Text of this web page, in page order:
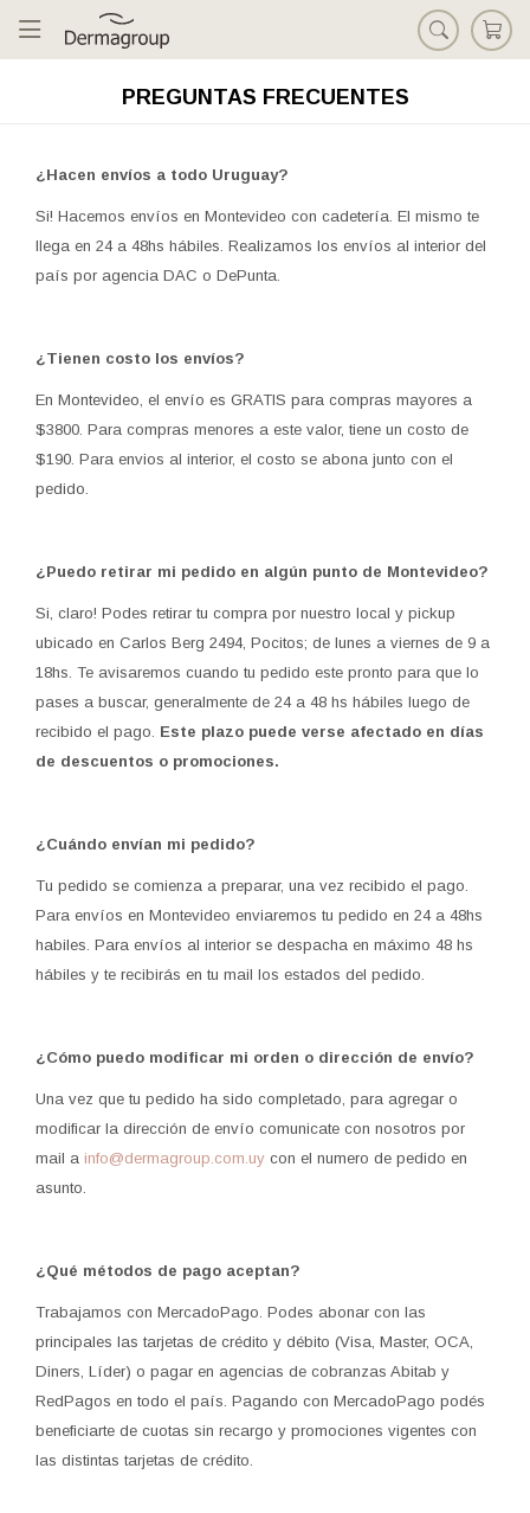

PREGUNTAS FRECUENTES
¿Hacen envíos a todo Uruguay?
Si! Hacemos envíos en Montevideo con cadetería. El mismo te
llega en 24 a 48hs hábiles. Realizamos los envíos al interior del
país por agencia DAC o DePunta.
¿Tienen costo los envíos?
En Montevideo, el envío es GRATIS para compras mayores a
$3800. Para compras menores a este valor, tiene un costo de
$190. Para envios al interior, el costo se abona junto con el
pedido.
¿Puedo retirar mi pedido en algún punto de Montevideo?
Si, claro! Podes retirar tu compra por nuestro local y pickup
ubicado en Carlos Berg 2494, Pocitos; de lunes a viernes de 9 a
18hs. Te avisaremos cuando tu pedido este pronto para que lo
pases a buscar, generalmente de 24 a 48 hs hábiles luego de
recibido el pago. Este plazo puede verse afectado en días
de descuentos o promociones.
¿Cuándo envían mi pedido?
Tu pedido se comienza a preparar, una vez recibido el pago.
Para envíos en Montevideo enviaremos tu pedido en 24 a 48hs
habiles. Para envíos al interior se despacha en máximo 48 hs
hábiles y te recibirás en tu mail los estados del pedido.
¿Cómo puedo modificar mi orden o dirección de envío?
Una vez que tu pedido ha sido completado, para agregar o
modificar la dirección de envío comunicate con nosotros por
mail a info@dermagroup.com.uy con el numero de pedido en
asunto.
¿Qué métodos de pago aceptan?
Trabajamos con MercadoPago. Podes abonar con las
principales las tarjetas de crédito y débito (Visa, Master, OCA,
Diners, Líder) o pagar en agencias de cobranzas Abitab y
RedPagos en todo el país. Pagando con MercadoPago podés
beneficiarte de cuotas sin recargo y promociones vigentes con
las distintas tarjetas de crédito.